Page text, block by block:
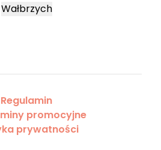
Wałbrzych
Regulamin
promocyjne
prywatności